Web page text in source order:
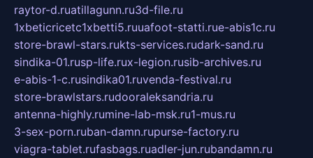
raytor-d.ruatillagunn.ru3d-file.ru
1xbeticricetc1xbetti5.ruuafoot-statti.rue-abis1c.ru
store-brawl-stars.rukts-services.rudark-sand.ru
sindika-01.rusp-life.rux-legion.rusib-archives.ru
e-abis-1-c.rusindika01.ruvenda-festival.ru
store-brawlstars.rudooraleksandria.ru
antenna-highly.rumine-lab-msk.ru1-mus.ru
3-sex-porn.ruban-damn.rupurse-factory.ru
viagra-tablet.rufasbags.ruadler-jun.rubandamn.ru